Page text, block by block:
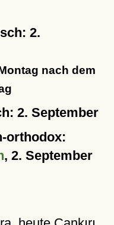
2.
nach dem
2. September
orthodox:
, 2. September